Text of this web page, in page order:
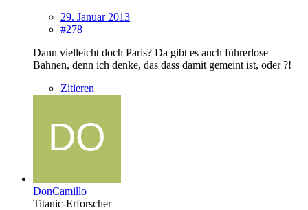
29. Januar 2013
#278
Dann vielleicht doch Paris? Da gibt es auch führerlose
Bahnen, denn ich denke, das dass damit gemeint ist, oder ?!
Zitieren
DonCamillo
Titanic-Erforscher